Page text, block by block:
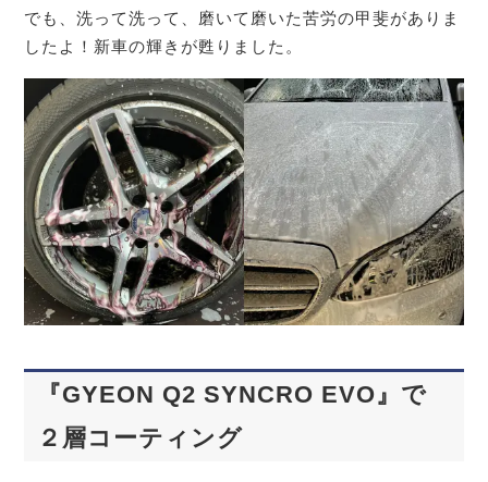
でも、洗って洗って、磨いて磨いた苦労の甲斐がありま
したよ！新車の輝きが甦りました。
『GYEON Q2 SYNCRO EVO』で
２層コーティング